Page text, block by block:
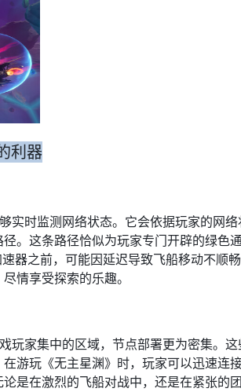
利器​
实时监测网络状态。它会依据玩家的网
。这条路径恰似为玩家专门开辟的绿色
器之前，可能因延迟导致飞船移动不顺
情享受探索的乐趣。​
玩家集中的区域，节点部署更为密集。
游玩《无主星渊》时，玩家可以迅速连
是在激烈的飞船对战中，还是在紧张的